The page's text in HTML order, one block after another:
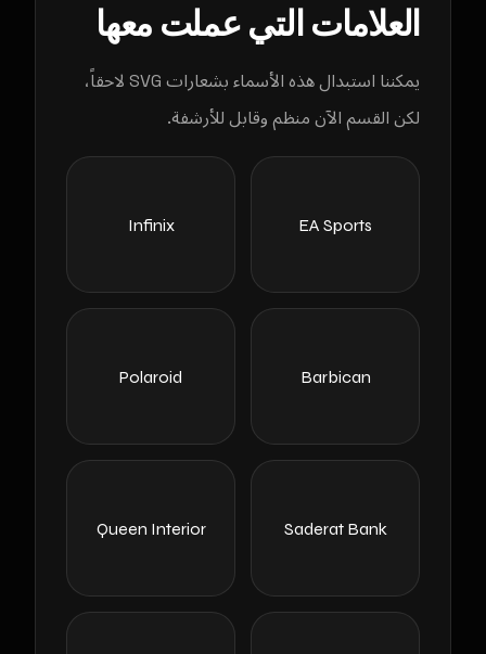
العلامات التي عملت معها
يمكننا استبدال هذه الأسماء بشعارات SVG لاحقاً،
لكن القسم الآن منظم وقابل للأرشفة.
EA Sports
Infinix
Barbican
Polaroid
Saderat Bank
Queen Interior